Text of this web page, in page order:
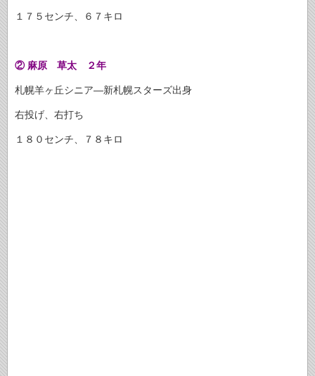
１７５センチ、６７キロ
② 麻原 草太 ２年
札幌羊ヶ丘シニア—新札幌スターズ出身
右投げ、右打ち
１８０センチ、７８キロ